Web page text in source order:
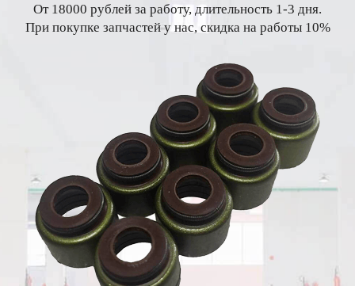
От 18000 рублей за работу, длительность 1-3 дня.
При покупке запчастей у нас, скидка на работы 10%